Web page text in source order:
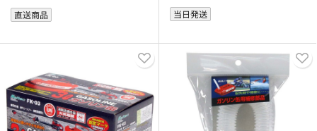
直送商品 当日発送